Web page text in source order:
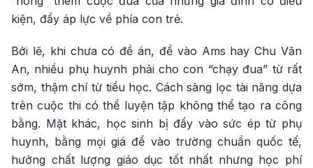
kiện, đẩy áp lực về phía con trẻ.
Bởi lẽ, khi chưa có đề án, để vào Ams hay Chu Văn
An, nhiều phụ huynh phải cho con “chạy đua” từ rất
sớm, thậm chí từ tiểu học. Cách sàng lọc tài năng dựa
trên cuộc thi có thể luyện tập không thể tạo ra công
bằng. Mặt khác, học sinh bị đẩy vào sức ép từ phụ
huynh, bằng mọi giá để vào trường chuẩn quốc tế,
hưởng chất lượng giáo dục tốt nhất nhưng học phí